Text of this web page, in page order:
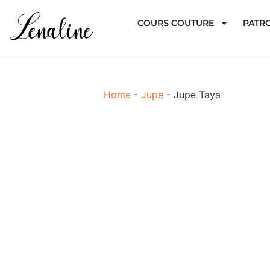
COURS COUTURE
Home - Jupe - Jupe Taya